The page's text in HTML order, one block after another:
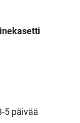
5 päivää